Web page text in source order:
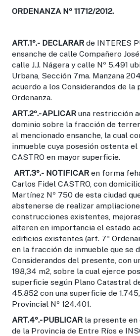
ORDENANZA Nº 11712/2012.
ART.1º.- DECLARAR de INTERES
ensanche de calle Compañero
calle J.J. Nágera y calle Nº 5.491
Urbana, Sección 7ma. Manzana
acuerdo a los Considerandos de la
Ordenanza.
ART.2º.- APLICAR una restricción
dominio sobre la fracción de
al mencionado ensanche, la cual
inmueble cuya posesión ostenta
CASTRO en mayor superficie.
ART.3º.- NOTIFICAR en forma
Carlos Fidel CASTRO, con
Martínez Nº 750 de esta ciudad
abstenerse de realizar
construcciones existentes,
alteren en importancia el estado
edificios existentes (art. 7º
en la fracción de inmueble que se
Considerandos del presente, con
198,34 m2, sobre la cual ejerce
superficie según Plano Catastral
45.852 con una superficie de
Provincial Nº 124.401.
ART.4º.-PUBLICAR la presente
de la Provincia de Entre Ríos e